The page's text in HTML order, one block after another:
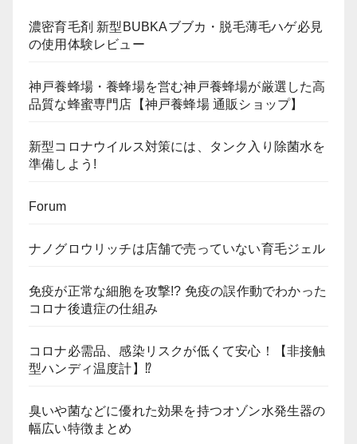
濃密育毛剤 新型BUBKAブブカ・脱毛薄毛ハゲ必見
の使用体験レビュー
神戸養蜂場・養蜂場を営む神戸養蜂場が厳選した高
品質な蜂蜜専門店【神戸養蜂場 通販ショップ】
新型コロナウイルス対策には、タンク入り除菌水を
準備しよう!
Forum
ナノグロウリッチは店舗で売っていない育毛ジェル
免疫が正常な細胞を攻撃!? 免疫の誤作動でわかった
コロナ後遺症の仕組み
コロナ必需品、感染リスクが低くて安心！【非接触
型ハンディ温度計】⁉
臭いや菌などに優れた効果を持つオゾン水発生器の
幅広い特徴まとめ